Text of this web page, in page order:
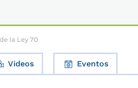
la Ley 70
Videos Eventos